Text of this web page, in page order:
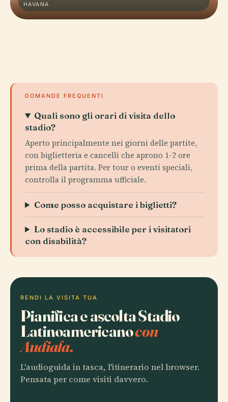
HAVANA
DOMANDE FREQUENTI
Quali sono gli orari di visita dello
stadio?
Aperto principalmente nei giorni delle partite,
con biglietteria e cancelli che aprono 1-2 ore
prima della partita. Per tour o eventi speciali,
controlla il programma ufficiale.
Come posso acquistare i biglietti?
Lo stadio è accessibile per i visitatori
con disabilità?
RENDI LA VISITA TUA
Pianifica e ascolta Stadio
Latinoamericanocon
Audiala.
L'audioguida in tasca, l'itinerario nel browser.
Pensata per come visiti davvero.